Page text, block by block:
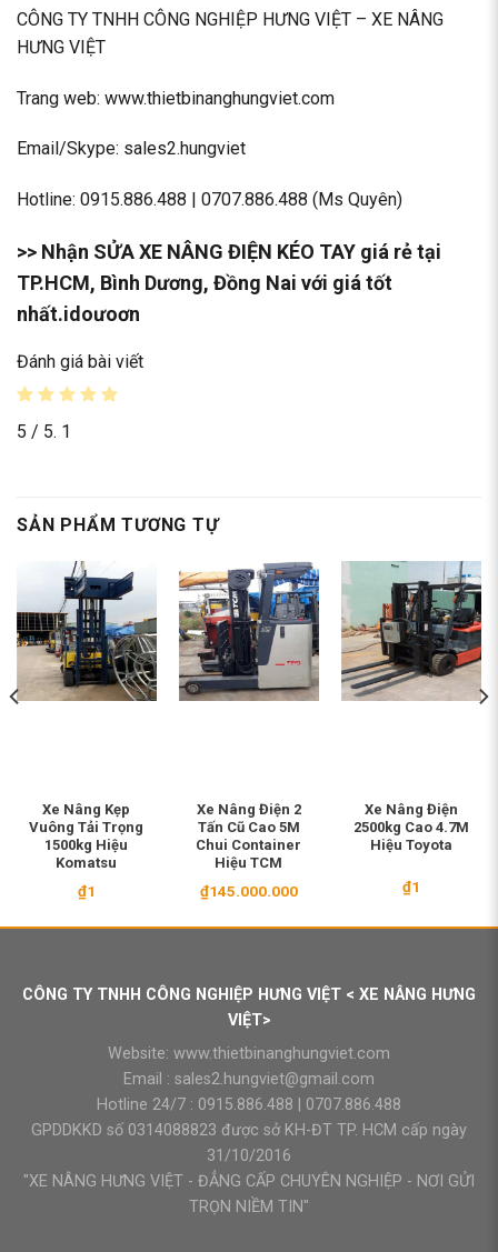
CÔNG TY TNHH CÔNG NGHIỆP HƯNG VIỆT – XE NÂNG
HƯNG VIỆT
Trang web: www.thietbinanghungviet.com
Email/Skype: sales2.hungviet
Hotline: 0915.886.488 | 0707.886.488 (Ms Quyên)
>> Nhận SỬA XE NÂNG ĐIỆN KÉO TAY giá rẻ tại
TP.HCM, Bình Dương, Đồng Nai với giá tốt
nhất.idoưoơn
Đánh giá bài viết
5 / 5. 1
SẢN PHẨM TƯƠNG TỰ
Xe Nâng Kẹp
Vuông Tải Trọng
1500kg Hiệu
Komatsu
₫1
Xe Nâng Điện 2
Tấn Cũ Cao 5M
Chui Container
Hiệu TCM
₫145.000.000
Xe Nâng Điện
2500kg Cao 4.7M
Hiệu Toyota
₫1
CÔNG TY TNHH CÔNG NGHIỆP HƯNG VIỆT < XE NÂNG HƯNG
VIỆT>
Website: www.thietbinanghungviet.com
Email : sales2.hungviet@gmail.com
Hotline 24/7 : 0915.886.488
0707.886.488
GPDDKKD số 0314088823 được sở KH-ĐT TP. HCM cấp ngày
31/10/2016
"XE NÂNG HƯNG VIỆT - ĐẲNG CẤP CHUYÊN NGHIỆP - NƠI GỬI
TRỌN NIỀM TIN"